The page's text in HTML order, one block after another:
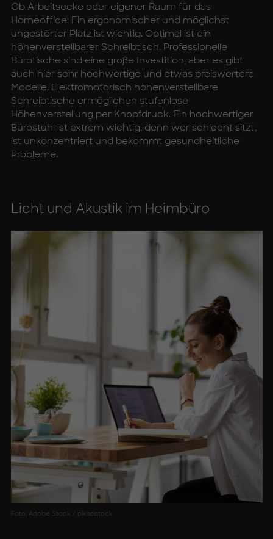
Ob Arbeitsecke oder eigener Raum für das
Homeoffice: Ein ergonomischer und möglichst
ungestörter Platz ist wichtig. Optimal ist ein
höhenverstellbarer Schreibtisch. Professionelle
Bürotische sind eine große Investition, aber es gibt
auch hier sehr hochwertige und etwas preiswertere
Modelle. Elektromotorisch höhenverstellbare
Schreibtische ermöglichen stufenlose
Höhenverstellung per Knopfdruck. Ein hochwertiger
Bürostuhl ist extrem wichtig, denn wer schlecht sitzt,
ist unkonzentriert und bekommt gesundheitliche
Probleme.
Licht und Akus­tik im Heim­bü­ro
Foto: Adobe Stock / pikselstock